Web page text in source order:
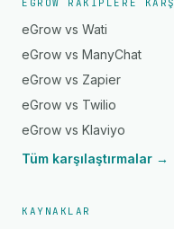
EGROW RAKIPLERE
eGrow vs Wati
eGrow vs ManyChat
eGrow vs Zapier
eGrow vs Twilio
eGrow vs Klaviyo
Tüm karşılaştırmalar →
KAYNAKLAR